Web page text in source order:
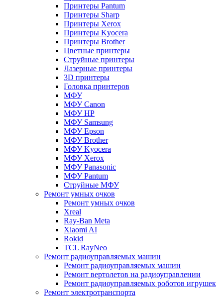
Принтеры Pantum
Принтеры Sharp
Принтеры Xerox
Принтеры Kyocera
Принтеры Brother
Цветные принтеры
Струйные принтеры
Лазерные принтеры
3D принтеры
Головка принтеров
МФУ
МФУ Canon
МФУ HP
МФУ Samsung
МФУ Epson
МФУ Brother
МФУ Kyocera
МФУ Xerox
МФУ Panasonic
МФУ Pantum
Струйные МФУ
Ремонт умных очков
Ремонт умных очков
Xreal
Ray-Ban Meta
Xiaomi AI
Rokid
TCL RayNeo
Ремонт радиоуправляемых машин
Ремонт радиоуправляемых машин
Ремонт вертолетов на радиоуправлении
Ремонт радиоуправляемых роботов игрушек
Ремонт электротранспорта